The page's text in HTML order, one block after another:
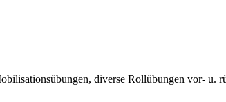
diverse Rollübungen vor- u.